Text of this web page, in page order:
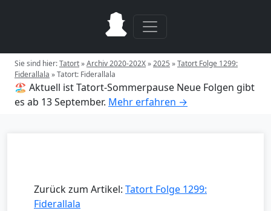
Sie sind hier:Tatort»Archiv 2020-202X»2025 »Tatort Folge 1299:
Fiderallala »Tatort: Fiderallala
🏖️ Aktuell ist Tatort-Sommerpause Neue Folgen gibt
es ab 13 September. Mehr erfahren →
Zurück zum Artikel: Tatort Folge 1299:
Fiderallala